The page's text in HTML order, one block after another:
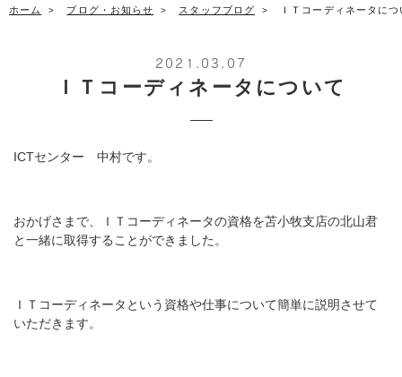
ホーム ブログ・お知らせ スタッフブログ ＩＴコーディネータにつ
2021.03.07
ＩＴコーディネータについて
ICTセンター 中村です。
おかげさまで、ＩＴコーディネータの資格を苫小牧支店の北山君
と一緒に取得することができました。
ＩＴコーディネータという資格や仕事について簡単に説明させて
いただきます。